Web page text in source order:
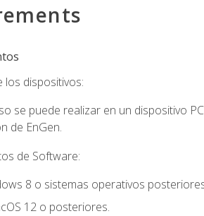
los dispositivos:
se puede realizar en un dispositivo
de EnGen.
de Software:
8 o sistemas operativos
12 o posteriores.